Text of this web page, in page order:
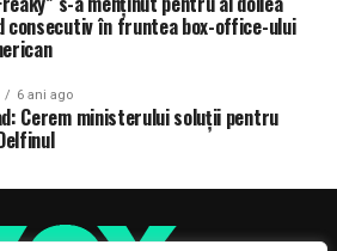
consecutiv în fruntea box-office-ului
6 ani ago
Cerem ministerului soluții pentru